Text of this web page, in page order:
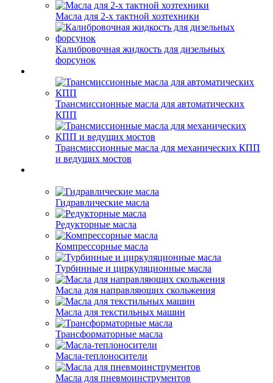
Масла для 2-х тактной хозтехники
Калибровочная жидкость для дизельных
форсунок
Трансмиссионные масла для автоматических
КПП
Трансмиссионные масла для механических КПП
и ведущих мостов
Гидравлические масла
Редукторные масла
Компрессорные масла
Турбинные и циркуляционные масла
Масла для направляющих скольжения
Масла для текстильных машин
Трансформаторные масла
Масла-теплоносители
Масла для пневмоинструментов